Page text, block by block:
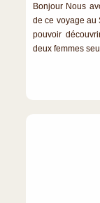
Bonjour Nous
de ce voyage au
pouvoir
deux femmes